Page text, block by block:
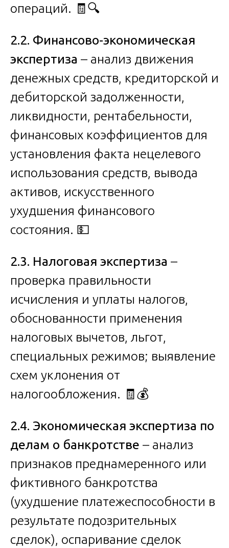
операций. 🧾🔍
2.2. Финансово-экономическая
экспертиза – анализ движения
денежных средств, кредиторской и
дебиторской задолженности,
ликвидности, рентабельности,
финансовых коэффициентов для
установления факта нецелевого
использования средств, вывода
активов, искусственного
ухудшения финансового
состояния. 💵
2.3. Налоговая экспертиза –
проверка правильности
исчисления и уплаты налогов,
обоснованности применения
налоговых вычетов, льгот,
специальных режимов; выявление
схем уклонения от
налогообложения. 🧾💰
2.4. Экономическая экспертиза по
делам о банкротстве – анализ
признаков преднамеренного или
фиктивного банкротства
(ухудшение платежеспособности в
результате подозрительных
сделок), оспаривание сделок